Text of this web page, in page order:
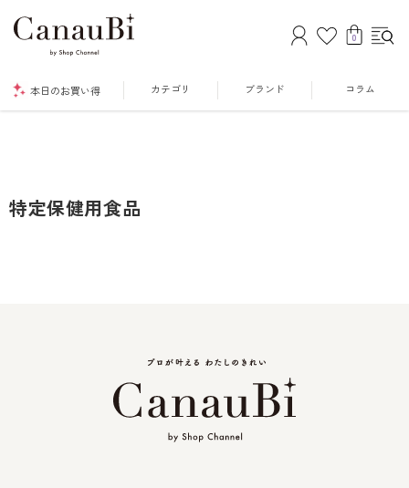
0
本日のお買い得 カテゴリ ブランド コラム
特定保健用食品